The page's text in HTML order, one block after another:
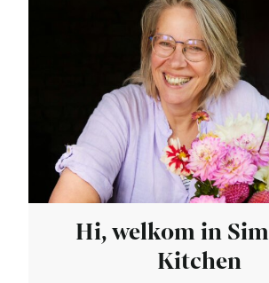
Hi, welkom in
Kitchen